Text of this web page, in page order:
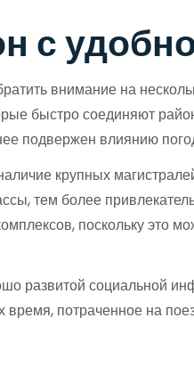
с
внимание на
быстро соединяют
подвержен влиянию
крупных
тем более
поскольку это
развитой социальной
потраченное на